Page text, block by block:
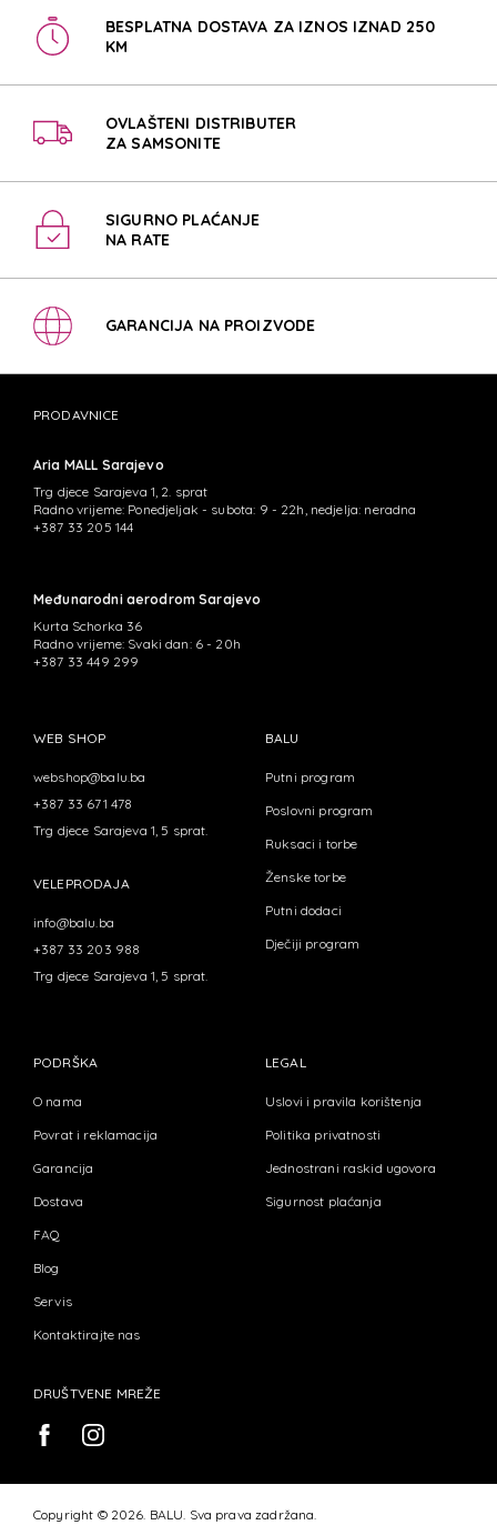
BESPLATNA DOSTAVA ZA IZNOS IZNAD 250
KM
OVLAŠTENI DISTRIBUTER
ZA SAMSONITE
SIGURNO PLAĆANJE
NA RATE
GARANCIJA NA PROIZVODE
PRODAVNICE
Aria MALL Sarajevo
Trg djece Sarajeva 1, 2. sprat
Radno vrijeme: Ponedjeljak - subota: 9 - 22h, nedjelja: neradna
+387 33 205 144
Međunarodni aerodrom Sarajevo
Kurta Schorka 36
Radno vrijeme: Svaki dan: 6 - 20h
+387 33 449 299
WEB SHOP
webshop@balu.ba
+387 33 671 478
Trg djece Sarajeva 1, 5 sprat.
VELEPRODAJA
info@balu.ba
+387 33 203 988
Trg djece Sarajeva 1, 5 sprat.
BALU
Putni program
Poslovni program
Ruksaci i torbe
Ženske torbe
Putni dodaci
Dječiji program
PODRŠKA
O nama
Povrat i reklamacija
Garancija
Dostava
FAQ
Blog
Servis
Kontaktirajte nas
LEGAL
Uslovi i pravila korištenja
Politika privatnosti
Jednostrani raskid ugovora
Sigurnost plaćanja
DRUŠTVENE MREŽE
Copyright © 2026. BALU. Sva prava zadržana.